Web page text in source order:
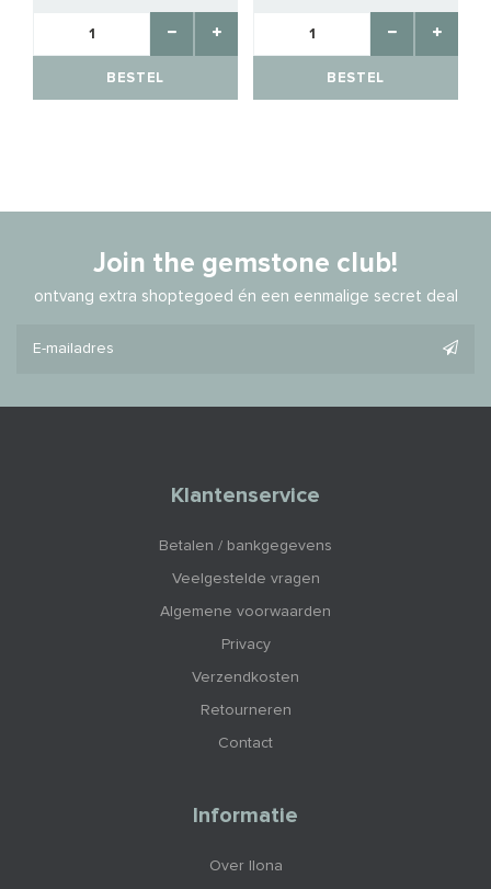
BESTEL BESTEL
Join the gemstone club!
ontvang extra shoptegoed én een eenmalige secret deal
Klantenservice
Betalen / bankgegevens
Veelgestelde vragen
Algemene voorwaarden
Privacy
Verzendkosten
Retourneren
Contact
Informatie
Over Ilona